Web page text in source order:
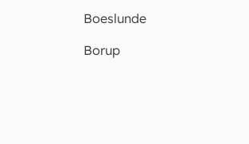
Boeslunde
Borup